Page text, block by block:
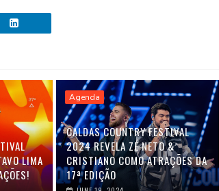
LIMA
Agenda
CALDAS COUNTRY FESTIVAL
2024 REVELA ZÉ NETO &
CRISTIANO COMO ATRAÇÕES DA
17ª EDIÇÃO